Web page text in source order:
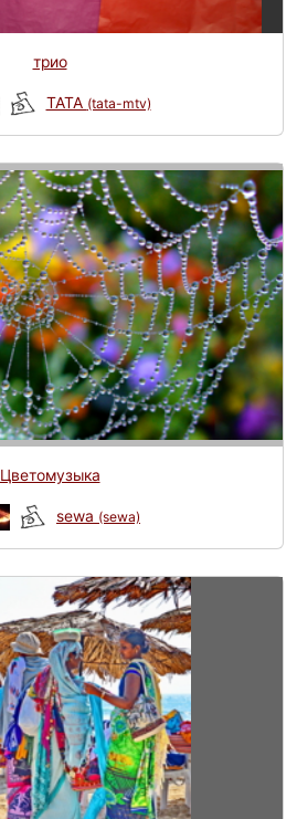
трио
TATA (tata-mtv)
Цветомузыка
sewa (sewa)